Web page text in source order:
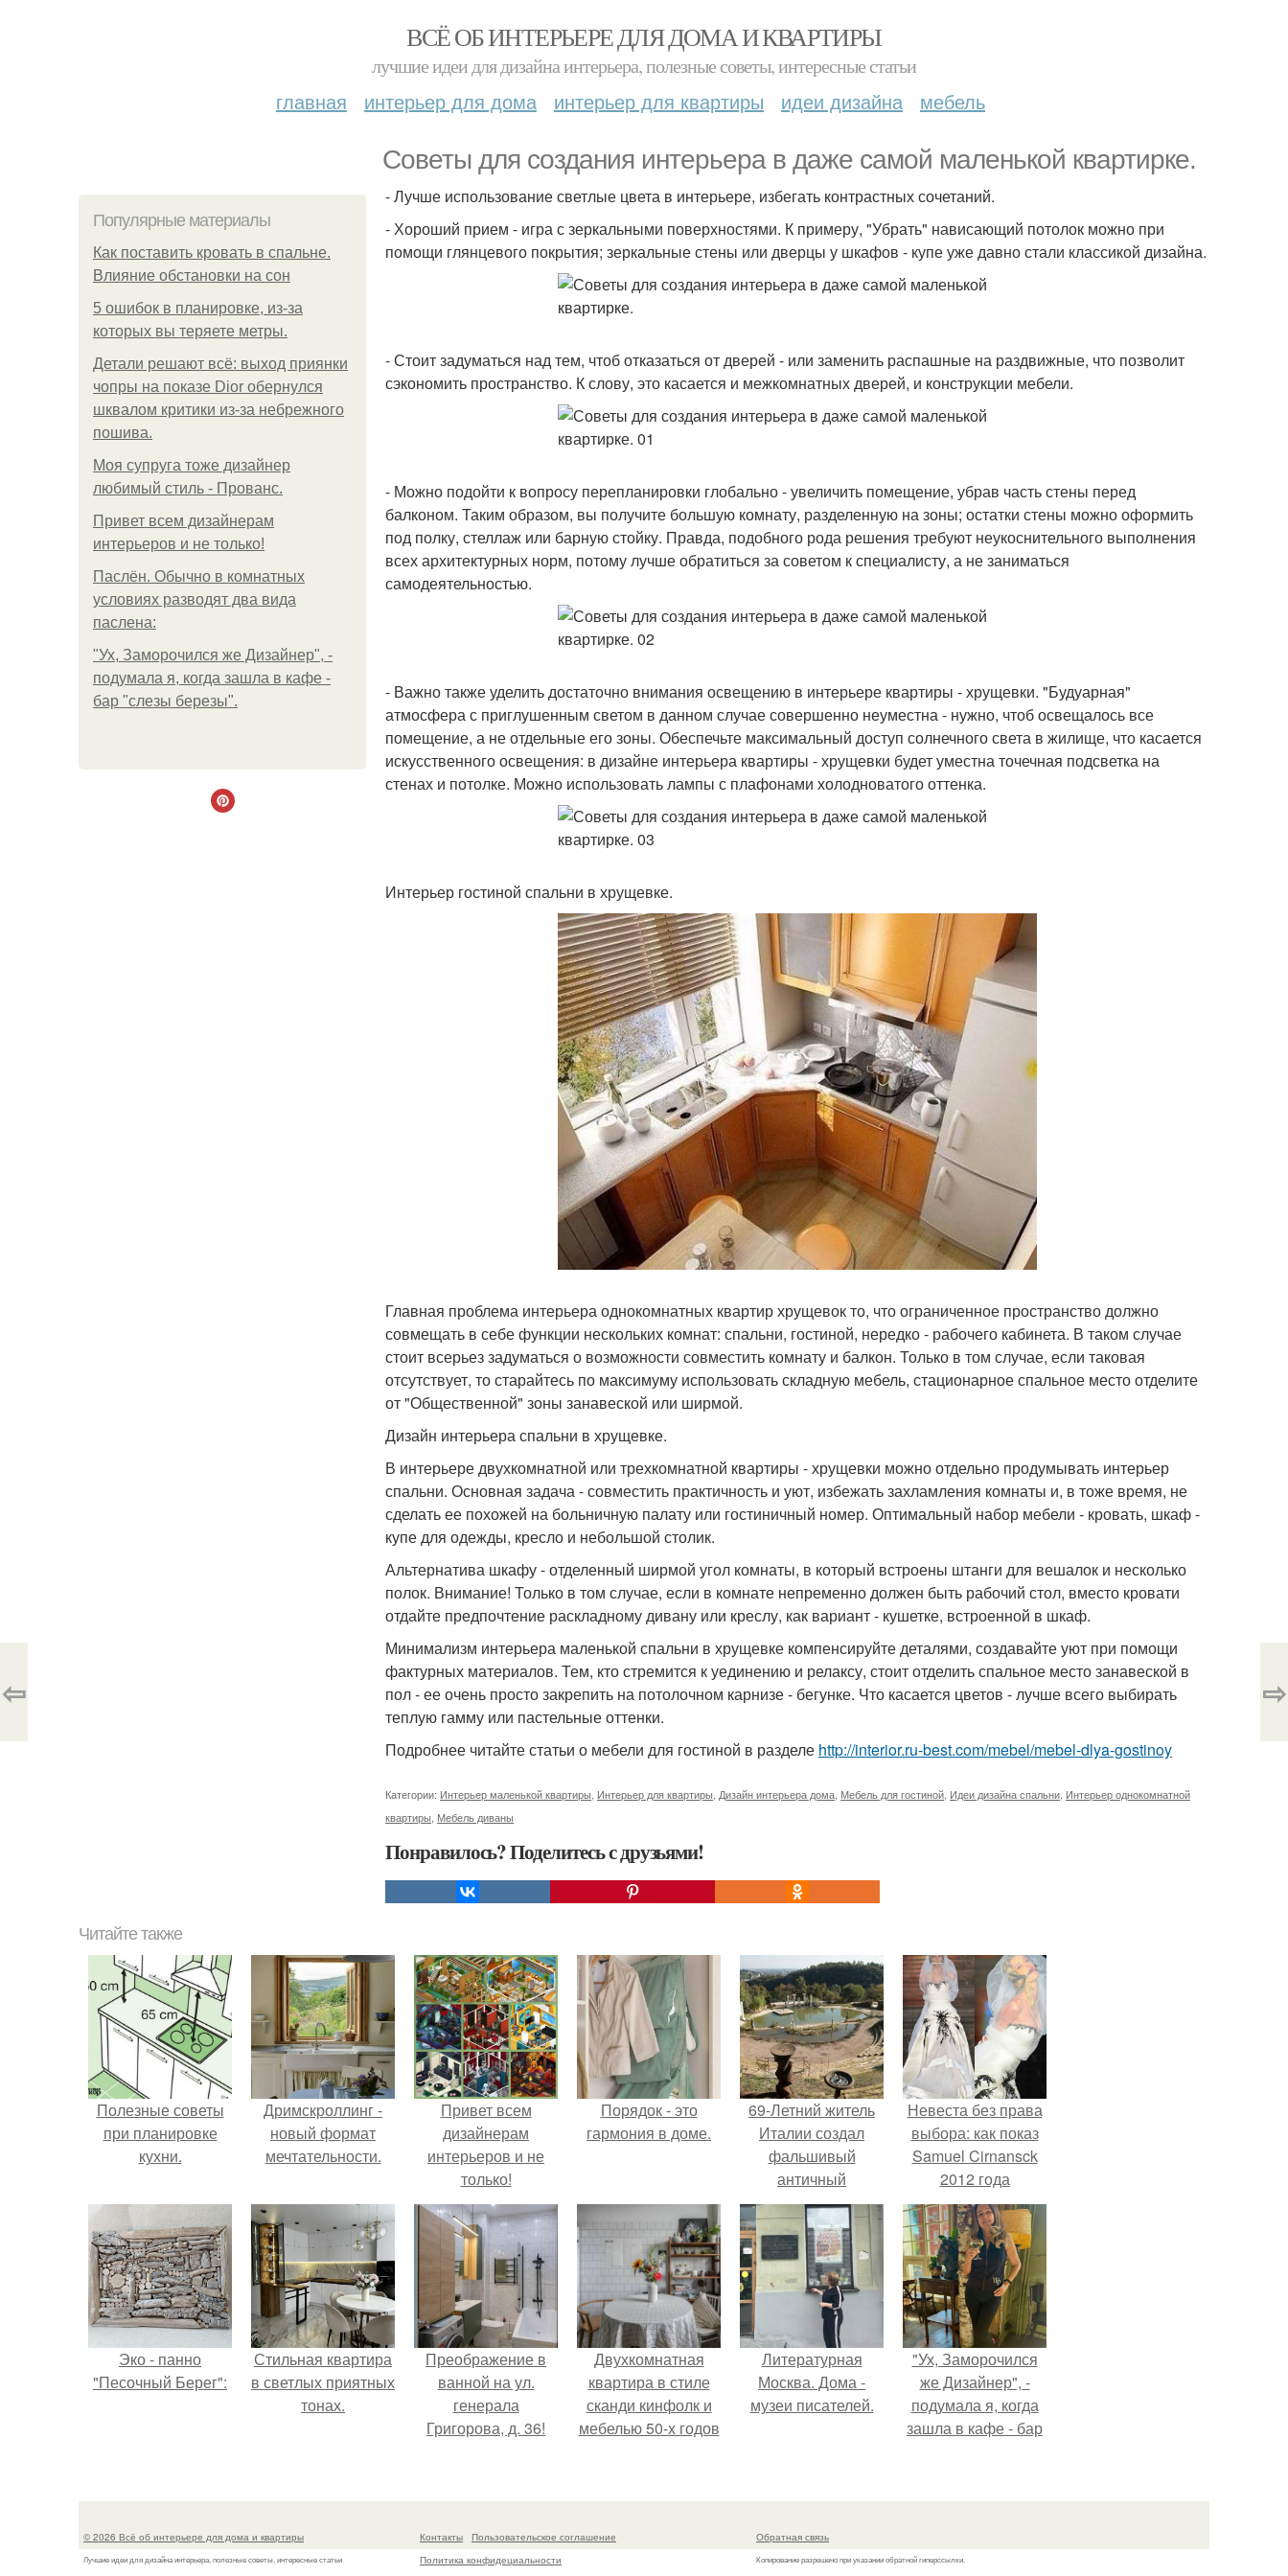
ВСЁ ОБ ИНТЕРЬЕРЕ ДЛЯ ДОМА И КВАРТИРЫ
лучшие идеи для дизайна интерьера, полезные советы, интересные статьи
главная интерьер для дома интерьер для квартиры идеи дизайна мебель
Советы для создания интерьера в даже самой маленькой квартирке.
Популярные материалы
Как поставить кровать в спальне.
Влияние обстановки на сон
5 ошибок в планировке, из-за
которых вы теряете метры.
Детали решают всё: выход приянки
чопры на показе Dior обернулся
шквалом критики из-за небрежного
пошива.
Моя супруга тоже дизайнер
любимый стиль - Прованс.
Привет всем дизайнерам
интерьеров и не только!
Паслён. Обычно в комнатных
условиях разводят два вида
паслена:
"Ух, Заморочился же Дизайнер", -
подумала я, когда зашла в кафе -
бар "слезы березы".
- Лучше использование светлые цвета в интерьере, избегать контрастных сочетаний.
- Хороший прием - игра с зеркальными поверхностями. К примеру, "Убрать" нависающий потолок можно при
помощи глянцевого покрытия; зеркальные стены или дверцы у шкафов - купе уже давно стали классикой дизайна.
- Стоит задуматься над тем, чтоб отказаться от дверей - или заменить распашные на раздвижные, что позволит
сэкономить пространство. К слову, это касается и межкомнатных дверей, и конструкции мебели.
- Можно подойти к вопросу перепланировки глобально - увеличить помещение, убрав часть стены перед
балконом. Таким образом, вы получите большую комнату, разделенную на зоны; остатки стены можно оформить
под полку, стеллаж или барную стойку. Правда, подобного рода решения требуют неукоснительного выполнения
всех архитектурных норм, потому лучше обратиться за советом к специалисту, а не заниматься
самодеятельностью.
- Важно также уделить достаточно внимания освещению в интерьере квартиры - хрущевки. "Будуарная"
атмосфера с приглушенным светом в данном случае совершенно неуместна - нужно, чтоб освещалось все
помещение, а не отдельные его зоны. Обеспечьте максимальный доступ солнечного света в жилище, что касается
искусственного освещения: в дизайне интерьера квартиры - хрущевки будет уместна точечная подсветка на
стенах и потолке. Можно использовать лампы с плафонами холодноватого оттенка.
Интерьер гостиной спальни в хрущевке.
Главная проблема интерьера однокомнатных квартир хрущевок то, что ограниченное пространство должно
совмещать в себе функции нескольких комнат: спальни, гостиной, нередко - рабочего кабинета. В таком случае
стоит всерьез задуматься о возможности совместить комнату и балкон. Только в том случае, если таковая
отсутствует, то старайтесь по максимуму использовать складную мебель, стационарное спальное место отделите
от "Общественной" зоны занавеской или ширмой.
Дизайн интерьера спальни в хрущевке.
В интерьере двухкомнатной или трехкомнатной квартиры - хрущевки можно отдельно продумывать интерьер
спальни. Основная задача - совместить практичность и уют, избежать захламления комнаты и, в тоже время, не
сделать ее похожей на больничную палату или гостиничный номер. Оптимальный набор мебели - кровать, шкаф -
купе для одежды, кресло и небольшой столик.
Альтернатива шкафу - отделенный ширмой угол комнаты, в который встроены штанги для вешалок и несколько
полок. Внимание! Только в том случае, если в комнате непременно должен быть рабочий стол, вместо кровати
отдайте предпочтение раскладному дивану или креслу, как вариант - кушетке, встроенной в шкаф.
Минимализм интерьера маленькой спальни в хрущевке компенсируйте деталями, создавайте уют при помощи
фактурных материалов. Тем, кто стремится к уединению и релаксу, стоит отделить спальное место занавеской в
пол - ее очень просто закрепить на потолочном карнизе - бегунке. Что касается цветов - лучше всего выбирать
теплую гамму или пастельные оттенки.
Подробнее читайте статьи о мебели для гостиной в разделе http://interior.ru-best.com/mebel/mebel-dlya-gostinoy
Категории: Интерьер маленькой квартиры Интерьер для квартиры Дизайн интерьера дома Мебель для гостиной Идеи дизайна спальни Интерьер однокомнатной
квартиры Мебель диваны
Понравилось? Поделитесь с друзьями!
⇦ ⇨
Читайте также
Полезные советы
при планировке
кухни.
Дримскроллинг -
новый формат
мечтательности.
Привет всем
дизайнерам
интерьеров и не
только!
Порядок - это
гармония в доме.
69-Летний житель
Италии создал
фальшивый
античный
амфитеатр и
долгое время
успешно выдавал
его за настоящее
историческое
наследие.
Невеста без права
выбора: как показ
Samuel Cirnansck
2012 года
превратил подиум
в манифест против
принуждения.
Эко - панно
"Песочный Берег":
Стильная квартира
в светлых приятных
тонах.
Преображение в
ванной на ул.
генерала
Григорова, д. 36!
Двухкомнатная
квартира в стиле
сканди кинфолк и
мебелью 50-х годов
Литературная
Москва. Дома -
музеи писателей.
"Ух, Заморочился
же Дизайнер", -
подумала я, когда
зашла в кафе - бар
© 2026 Всё об интерьере для дома и квартиры
Лучшие идеи для дизайна интерьера, полезные советы, интересные статьи
Контакты
Пользовательское соглашение
Политика конфидециальности
Обратная связь
Копирование разрешено при указании обратной гиперссылки.